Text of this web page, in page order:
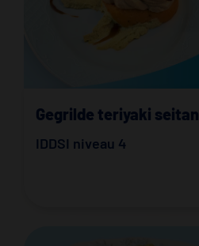
Gegrilde teriyaki seitan
IDDSI niveau 4